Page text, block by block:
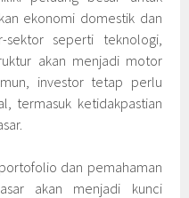
ekonomi domestik dan
sektor seperti teknologi,
akan menjadi motor
investor tetap perlu
termasuk ketidakpastian
dan pemahaman
akan menjadi kunci